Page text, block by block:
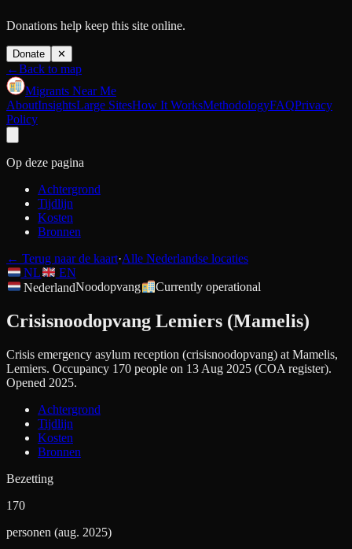
Donations help keep this site online.
Donate ✕
←Back to map
Migrants Near Me
AboutInsightsLarge SitesHow It WorksMethodologyFAQPrivacy
Policy
Op deze pagina
Achtergrond
Tijdlijn
Kosten
Bronnen
← Terug naar de kaart·Alle Nederlandse locaties
NL
EN
NederlandNoodopvang Currently operational
Crisisnoodopvang Lemiers (Mamelis)
Crisis emergency asylum reception (crisisnoodopvang) at Mamelis,
Lemiers. Occupancy 170 people on 13 Aug 2025 (COA register).
Opened 2025.
Achtergrond
Tijdlijn
Kosten
Bronnen
Bezetting
170
personen (aug. 2025)